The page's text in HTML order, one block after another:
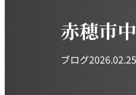
赤穂市
ブログ2026.02.25